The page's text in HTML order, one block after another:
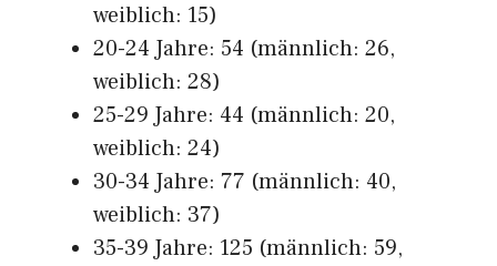
weiblich: 15)
20-24 Jahre: 54 (männlich: 26,
weiblich: 28)
25-29 Jahre: 44 (männlich: 20,
weiblich: 24)
30-34 Jahre: 77 (männlich: 40,
weiblich: 37)
35-39 Jahre: 125 (männlich: 59,